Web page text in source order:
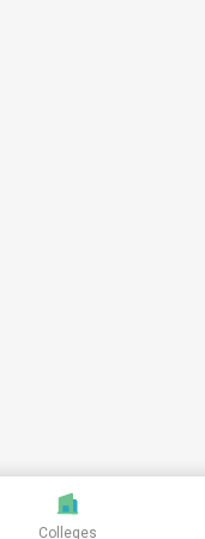
Colleges